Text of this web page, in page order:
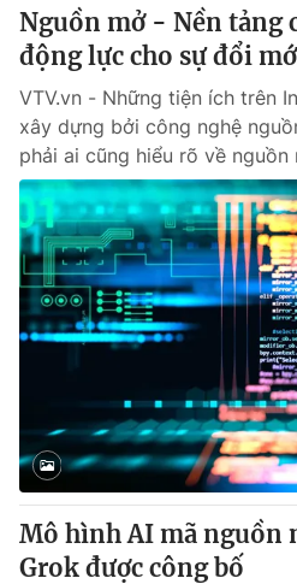
Chuyên mục khác
Emagazine
Photo
Video
VTV Money
VTV Sức khoẻ
Thị trường 24h
VTV4
VTV9
Nguồn mở - Nền tảng
động lực cho sự đổi
VTV.vn - Những tiện ích trên
xây dựng bởi công nghệ
phải ai cũng hiểu rõ về
Mô hình AI mã nguồn
Grok được công bố